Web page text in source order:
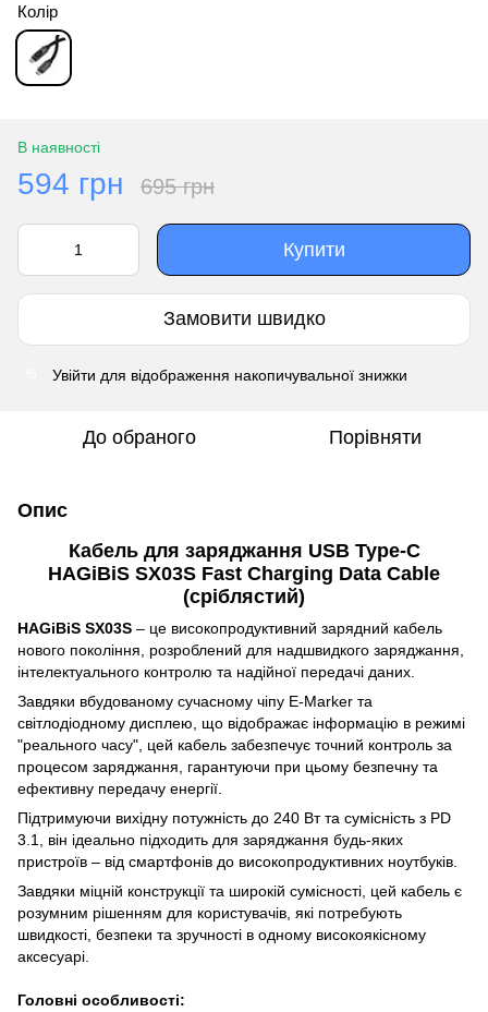
Колір
В наявності
594 грн 695 грн
Купити
Замовити швидко
Увійти для відображення накопичувальної знижки
До обраного Порівняти
Опис
Кабель для заряджання USB Type-C
HAGiBiS SX03S Fast Charging Data Cable
(сріблястий)
HAGiBiS SX03S – це високопродуктивний зарядний кабель
нового покоління, розроблений для надшвидкого заряджання,
інтелектуального контролю та надійної передачі даних.
Завдяки вбудованому сучасному чіпу E-Marker та
світлодіодному дисплею, що відображає інформацію в режимі
"реального часу", цей кабель забезпечує точний контроль за
процесом заряджання, гарантуючи при цьому безпечну та
ефективну передачу енергії.
Підтримуючи вихідну потужність до 240 Вт та сумісність з PD
3.1, він ідеально підходить для заряджання будь-яких
пристроїв – від смартфонів до високопродуктивних ноутбуків.
Завдяки міцній конструкції та широкій сумісності, цей кабель є
розумним рішенням для користувачів, які потребують
швидкості, безпеки та зручності в одному високоякісному
аксесуарі.
Головні особливості: